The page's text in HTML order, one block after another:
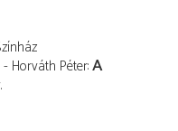
Horváth Péter A